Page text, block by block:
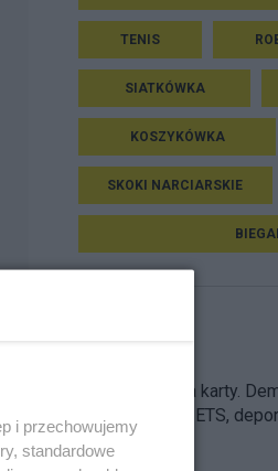
TENIS
SIATKÓWKA
KOSZYKÓWKA
SKOKI NARCIARSKIE
PiS odkrywa karty.
mieszkania, ETS,
rozliczenia
i przechowujemy
standardowe